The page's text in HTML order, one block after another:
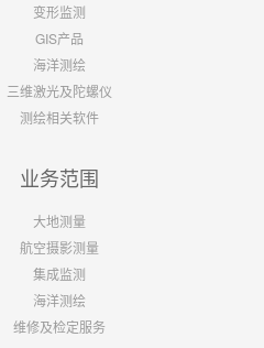
变形监测
GIS产品
海洋测绘
三维激光及陀螺仪
测绘相关软件
业务范围
大地测量
航空摄影测量
集成监测
海洋测绘
维修及检定服务